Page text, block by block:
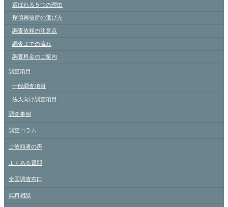
選ばれる５つの理由
探偵興信所の選び方
調査依頼の注意点
調査までの流れ
調査料金のご案内
調査項目
一般調査項目
法人向け調査項目
調査事例
調査コラム
ご依頼者の声
よくある質問
全国調査窓口
無料相談